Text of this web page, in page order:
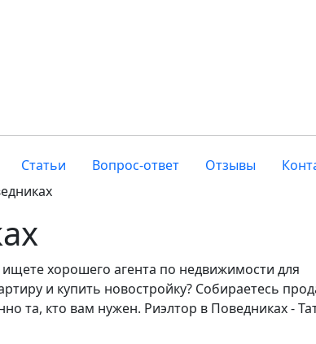
Статьи Вопрос-ответ Отзывы
хорошего агента по недвижимости для
и купить новостройку? Собираетесь
та, кто вам нужен. Риэлтор в Поведниках -